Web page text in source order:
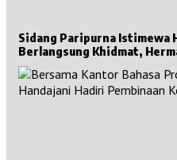
Sidang Paripurna Istimewa
Berlangsung Khidmat,
Sejarah Besar untuk Sumsel